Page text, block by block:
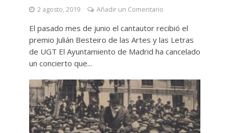
2 agosto, 2019 Añadir un Comentario
El pasado mes de junio el cantautor recibió el
premio Julián Besteiro de las Artes y las Letras
de UGT El Ayuntamiento de Madrid ha cancelado
un concierto que...